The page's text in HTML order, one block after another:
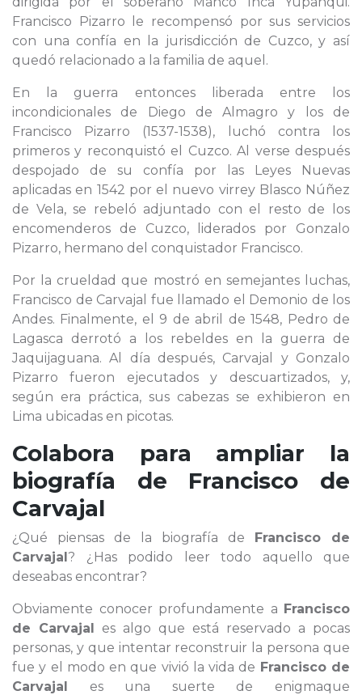
Francisco Pizarro le recompensó por sus servicios
con una confía en la jurisdicción de Cuzco, y así
quedó relacionado a la familia de aquel.
En la guerra entonces liberada entre los
incondicionales de Diego de Almagro y los de
Francisco Pizarro (1537-1538), luchó contra los
primeros y reconquistó el Cuzco. Al verse después
despojado de su confía por las Leyes Nuevas
aplicadas en 1542 por el nuevo virrey Blasco Núñez
de Vela, se rebeló adjuntado con el resto de los
encomenderos de Cuzco, liderados por Gonzalo
Pizarro, hermano del conquistador Francisco.
Por la crueldad que mostró en semejantes luchas,
Francisco de Carvajal fue llamado el Demonio de los
Andes. Finalmente, el 9 de abril de 1548, Pedro de
Lagasca derrotó a los rebeldes en la guerra de
Jaquijaguana. Al día después, Carvajal y Gonzalo
Pizarro fueron ejecutados y descuartizados, y,
según era práctica, sus cabezas se exhibieron en
Lima ubicadas en picotas.
Colabora para ampliar la
biografía de Francisco de
Carvajal
¿Qué piensas de la biografía de Francisco de
Carvajal? ¿Has podido leer todo aquello que
deseabas encontrar?
Obviamente conocer profundamente a Francisco
de Carvajal es algo que está reservado a pocas
personas, y que intentar reconstruir la persona que
fue y el modo en que vivió la vida de Francisco de
Carvajal es una suerte de enigmaque